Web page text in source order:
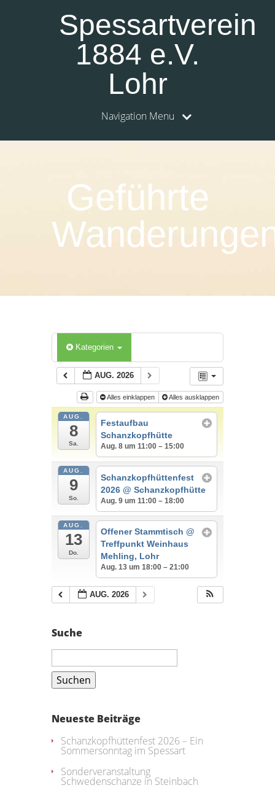
Spessartverein
1884 e.V.
Lohr
Navigation Menu
Geführte
Kategorien
AUG. 2026
Alles einklappen Alles ausklappen
AUG.
8
Sa.
Festaufbau
Schanzkopfhütte
Aug. 8 um 11:00 – 15:00
AUG.
9
So.
Schanzkopfhüttenfest
2026@ Schanzkopfhütte
Aug. 9 um 11:00 – 18:00
AUG.
13
Do.
Offener Stammtisch@
Treffpunkt Weinhaus
Mehling, Lohr
Aug. 13 um 18:00 – 21:00
AUG. 2026
Suche
Suchen
Neueste Beiträge
Schanzkopfhüttenfest 2026 – Ein
Sommersonntag im Spessart
Sonderveranstaltung
Schwedenschanze in Steinbach